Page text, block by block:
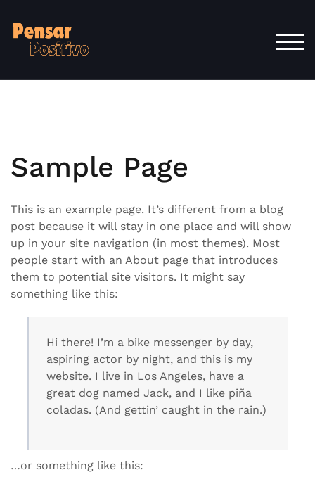
content
Sample Page
This is an example page. It’s different from a blog
post because it will stay in one place and will show
up in your site navigation (in most themes). Most
people start with an About page that introduces
them to potential site visitors. It might say
something like this:
Hi there! I’m a bike messenger by day,
aspiring actor by night, and this is my
website. I live in Los Angeles, have a
great dog named Jack, and I like piña
coladas. (And gettin’ caught in the rain.)
…or something like this: